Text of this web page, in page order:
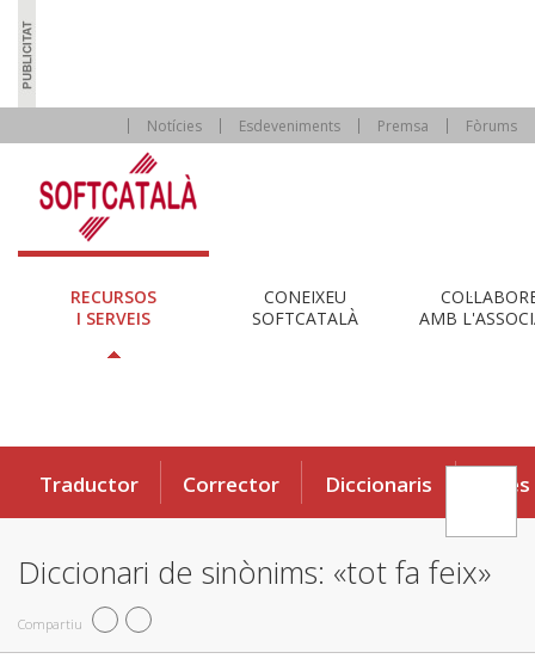
Notícies Esdeveniments Premsa Fòrums
RECURSOS
I SERVEIS
CONEIXEU
SOFTCATALÀ
AMB
Traductor Corrector Diccionaris Eines
Diccionari de sinònims: «tot fa feix»
Compartiu